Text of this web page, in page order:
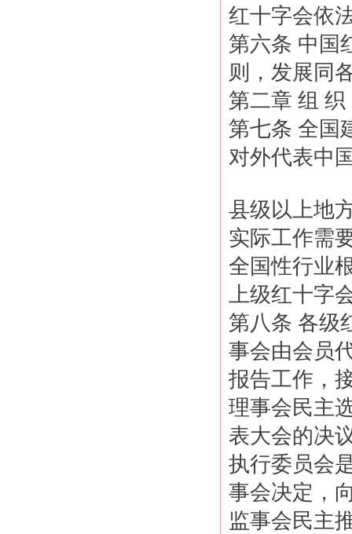
红十字会依
第六条 中国
则，发展同
第二章 组 织
第七条 全国
对外代表中
县级以上地
实际工作需
全国性行业
上级红十字
第八条 各级
事会由会员
报告工作，
理事会民主
表大会的决
执行委员会
事会决定，
监事会民主